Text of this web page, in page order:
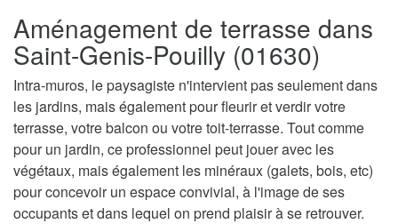
Aménagement de terrasse dans
Saint-Genis-Pouilly (01630)
Intra-muros, le paysagiste n'intervient pas seulement dans
les jardins, mais également pour fleurir et verdir votre
terrasse, votre balcon ou votre toit-terrasse. Tout comme
pour un jardin, ce professionnel peut jouer avec les
végétaux, mais également les minéraux (galets, bois, etc)
pour concevoir un espace convivial, à l'image de ses
occupants et dans lequel on prend plaisir à se retrouver.